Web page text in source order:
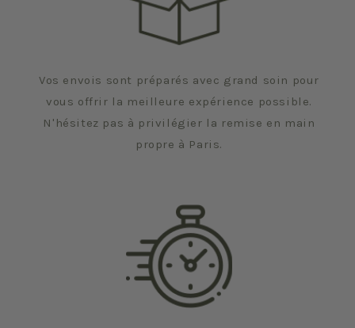
Vos envois sont préparés avec grand soin pour
vous offrir la meilleure expérience possible.
N'hésitez pas à privilégier la remise en main
propre à Paris.